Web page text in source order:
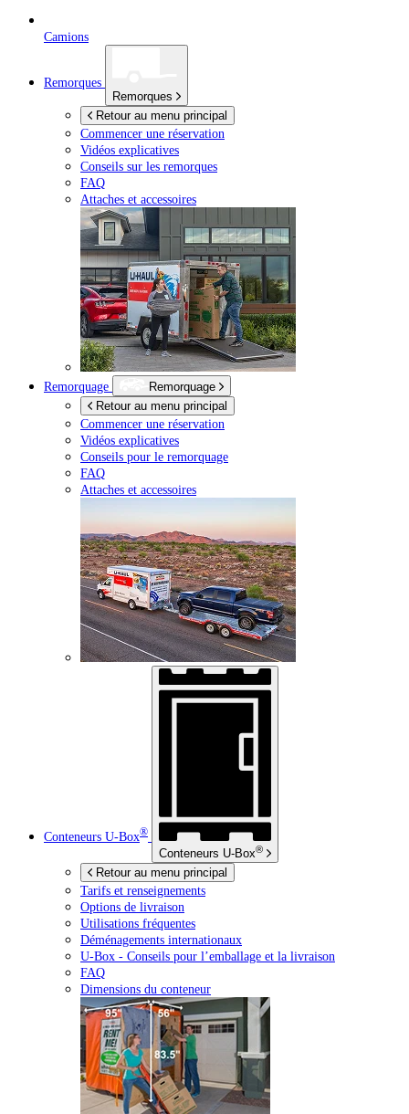
Camions
Remorques
Remorques
Retour au menu principal
Commencer une réservation
Vidéos explicatives
Conseils sur les remorques
FAQ
Attaches et accessoires
Remorquage
Remorquage
Retour au menu principal
Commencer une réservation
Vidéos explicatives
Conseils pour le remorquage
FAQ
Attaches et accessoires
Conteneurs U-Box®
Conteneurs U-Box®
Retour au menu principal
Tarifs et renseignements
Options de livraison
Utilisations fréquentes
Déménagements internationaux
U-Box - Conseils pour l’emballage et la livraison
FAQ
Dimensions du conteneur